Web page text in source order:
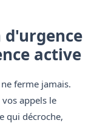
d'urgence
active
ferme jamais.
appels le
qui décroche,